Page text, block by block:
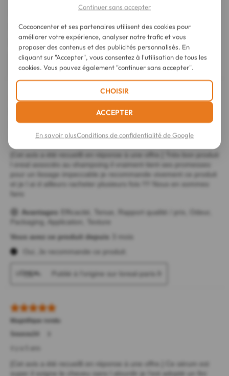
Continuer sans accepter
Cocooncenter et ses partenaires utilisent des cookies pour
améliorer votre expérience, analyser notre trafic et vous
proposer des contenus et des publicités personnalisés. En
cliquant sur "Accepter", vous consentez à l'utilisation de tous les
cookies. Vous pouvez également "continuer sans accepter".
CHOISIR
ACCEPTER
En savoir plusConditions de confidentialité de Google